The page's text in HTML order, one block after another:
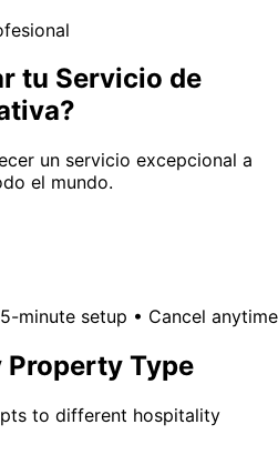
tu Servicio de
un servicio excepcional a
el mundo.
minute setup • Cancel anytime
Property Type
to different hospitality